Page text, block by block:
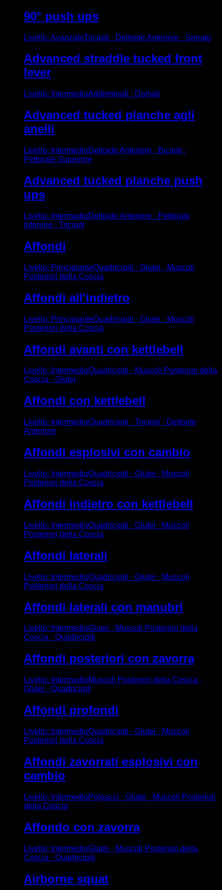
90° push ups
Livello: AvanzatoTricipiti · Deltoide Anteriore · Serrato
Advanced straddle tucked front
lever
Livello: IntermedioAddominali · Dorsali
Advanced tucked planche agli
anelli
Livello: IntermedioDeltoide Anteriore · Bicipiti ·
Pettorale Superiore
Advanced tucked planche push
ups
Livello: IntermedioDeltoide Anteriore · Pettorale
Inferiore · Tricipiti
Affondi
Livello: PrincipianteQuadricipiti · Glutei · Muscoli
Posteriori della Coscia
Affondi all'indietro
Livello: PrincipianteQuadricipiti · Glutei · Muscoli
Posteriori della Coscia
Affondi avanti con kettlebell
Livello: IntermedioQuadricipiti · Muscoli Posteriori della
Coscia · Glutei
Affondi con kettlebell
Livello: IntermedioQuadricipiti · Tricipiti · Deltoide
Anteriore
Affondi esplosivi con cambio
Livello: IntermedioQuadricipiti · Glutei · Muscoli
Posteriori della Coscia
Affondi indietro con kettlebell
Livello: IntermedioQuadricipiti · Glutei · Muscoli
Posteriori della Coscia
Affondi laterali
Livello: IntermedioQuadricipiti · Glutei · Muscoli
Posteriori della Coscia
Affondi laterali con manubri
Livello: IntermedioGlutei · Muscoli Posteriori della
Coscia · Quadricipiti
Affondi posteriori con zavorra
Livello: IntermedioMuscoli Posteriori della Coscia ·
Glutei · Quadricipiti
Affondi profondi
Livello: IntermedioQuadricipiti · Glutei · Muscoli
Posteriori della Coscia
Affondi zavorrati esplosivi con
cambio
Livello: IntermedioPolpacci · Glutei · Muscoli Posteriori
della Coscia
Affondo con zavorra
Livello: IntermedioGlutei · Muscoli Posteriori della
Coscia · Quadricipiti
Airborne squat